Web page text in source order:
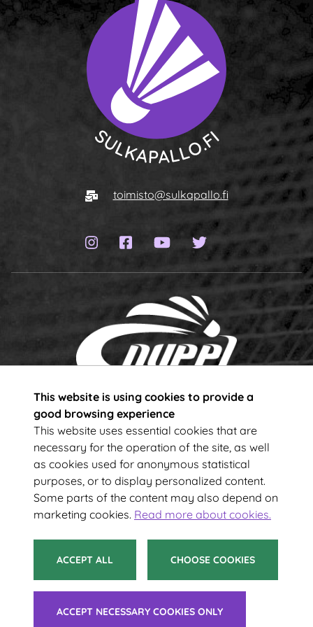
This website is using cookies to provide a
good browsing experience
This website uses essential cookies that are
necessary for the operation of the site, as well
as cookies used for anonymous statistical
purposes, or to display personalized content.
Some parts of the content may also depend on
marketing cookies. Read more about cookies.
ACCEPT ALL
ACCEPT NECESSARY COOKIES ONLY
CHOOSE COOKIES
E-mailtoimisto@sulkapallo.fi
Instagram page
Facebook page
YouTube channel
Twitter page
Subscribe to our newsletter!
Your e-mail address
SUBSCRIBE
© 2021 Suomen Sulkapalloliitto ry